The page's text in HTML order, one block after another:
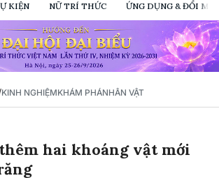
KIỆN NỮ TRÍ THỨC ỨNG DỤNG & ĐỔI
/KINH NGHIỆMKHÁM PHÁNHÂN VẬT
hai khoáng vật mới